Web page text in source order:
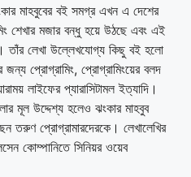
মাহবুবের বই সমগ্র এখন এ দেশের
শেখার মজার বন্ধু হয়ে উঠছে এবং এই
তাঁর লেখা উল্লেখযোগ্য কিছু বই হলো
জন্য প্রোগ্রামিং, প্রোগ্রামিংয়ের বলদ
লাইফের প্যারাসিটামল ইত্যাদি।
মূল উদ্দেশ্য হলেও ঝংকার মাহবুব
তরুণ প্রোগ্রামারদেরকে। লেখালেখির
কোম্পানিতে সিনিয়র ওয়েব